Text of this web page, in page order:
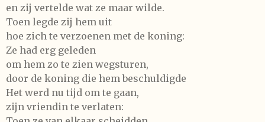
en zij vertelde wat ze maar wilde.
Toen legde zij hem uit
hoe zich te verzoenen met de koning:
Ze had erg geleden
om hem zo te zien wegsturen,
door de koning die hem beschuldigde
Het werd nu tijd om te gaan,
zijn vriendin te verlaten: